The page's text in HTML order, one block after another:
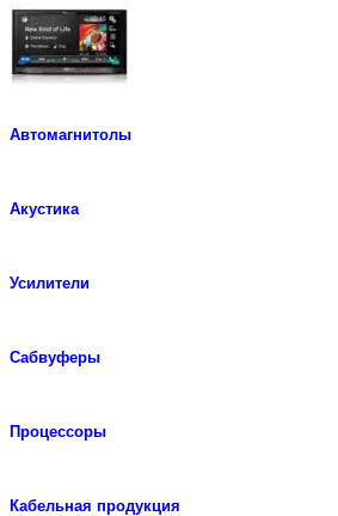
Автомагнитолы
Акустика
Усилители
Сабвуферы
Процессоры
Кабельная продукция